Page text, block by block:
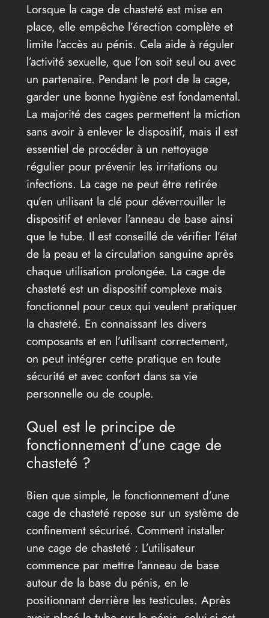
Lorsque la cage de chasteté est mise en
place, elle empêche l’érection complète et
limite l’accès au pénis. Cela aide à réguler
l’activité sexuelle, que l’on soit seul ou avec
un partenaire. Pendant le port de la cage,
garder une bonne hygiène est fondamental.
La majorité des cages permettent la miction
sans avoir à enlever le dispositif, mais il est
essentiel de procéder à un nettoyage
régulier pour prévenir les irritations ou
infections. La cage ne peut être retirée
qu’en utilisant la clé pour déverrouiller le
dispositif et enlever l’anneau de base ainsi
que le tube. Il est conseillé de vérifier l’état
de la peau et la circulation sanguine après
chaque utilisation prolongée. La cage de
chasteté est un dispositif complexe mais
fonctionnel pour ceux qui veulent pratiquer
la chasteté. En connaissant les divers
composants et en l’utilisant correctement,
on peut intégrer cette pratique en toute
sécurité et avec confort dans sa vie
personnelle ou de couple.
Quel est le principe de
fonctionnement d’une cage de
chasteté ?
Bien que simple, le fonctionnement d’une
cage de chasteté repose sur un système de
confinement sécurisé. Comment installer
une cage de chasteté : L’utilisateur
commence par mettre l’anneau de base
autour de la base du pénis, en le
positionnant derrière les testicules. Après